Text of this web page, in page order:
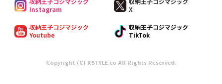
Instagram
X
収納王子コジマジック
Youtube
収納王子コジマジック
TikTok
Copyright (C) KSTYLE.co All Rights Reserved.